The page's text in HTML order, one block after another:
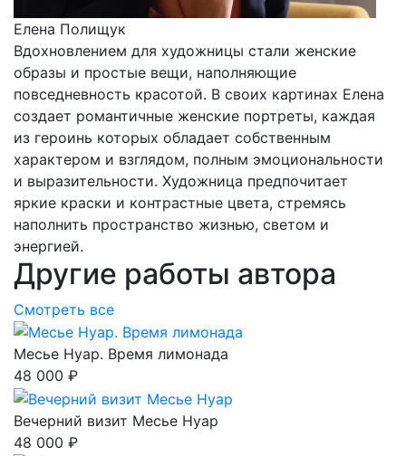
Елена Полищук
Вдохновлением для художницы стали женские
образы и простые вещи, наполняющие
повседневность красотой. В своих картинах Елена
создает романтичные женские портреты, каждая
из героинь которых обладает собственным
характером и взглядом, полным эмоциональности
и выразительности. Художница предпочитает
яркие краски и контрастные цвета, стремясь
наполнить пространство жизнью, светом и
энергией.
Другие работы автора
Смотреть все
Месье Нуар. Время лимонада
48 000 ₽
Вечерний визит Месье Нуар
48 000 ₽